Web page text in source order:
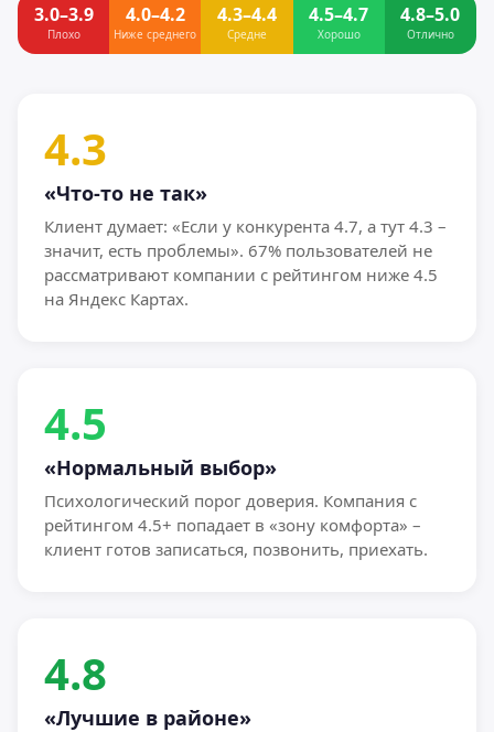
3.0–3.9
Плохо
4.0–4.2
Ниже среднего
4.3–4.4
Средне
4.5–4.7
Хорошо
4.8–5.0
Отлично
4.3
«Что-то не так»
Клиент думает: «Если у конкурента 4.7, а тут 4.3 –
значит, есть проблемы». 67% пользователей не
рассматривают компании с рейтингом ниже 4.5
на Яндекс Картах.
4.5
«Нормальный выбор»
Психологический порог доверия. Компания с
рейтингом 4.5+ попадает в «зону комфорта» –
клиент готов записаться, позвонить, приехать.
4.8
«Лучшие в районе»